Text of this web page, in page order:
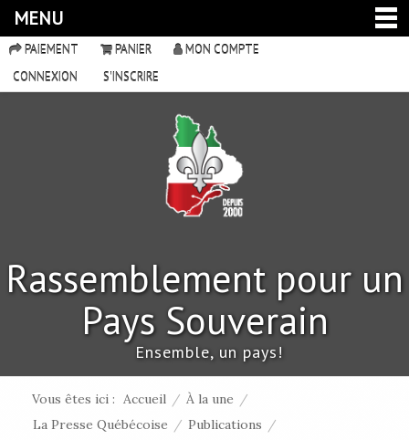
MENU
PAIEMENT PANIER
MON COMPTE
CONNEXION
S'INSCRIRE
Rassemblement pour un
Pays Souverain
Ensemble, un pays!
Vous êtes ici : Accueil / À la une /
La Presse Québécoise / Publications /